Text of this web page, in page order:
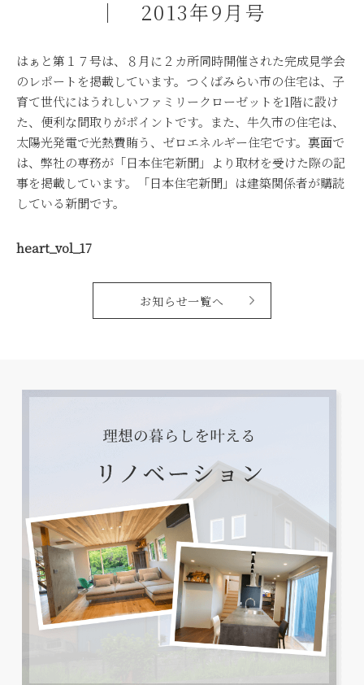
｜ 2013年9月号
はぁと第１７号は、８月に２カ所同時開催された完成見学会
のレポートを掲載しています。つくばみらい市の住宅は、子
育て世代にはうれしいファミリークローゼットを1階に設け
た、便利な間取りがポイントです。また、牛久市の住宅は、
太陽光発電で光熱費賄う、ゼロエネルギー住宅です。裏面で
は、弊社の専務が「日本住宅新聞」より取材を受けた際の記
事を掲載しています。「日本住宅新聞」は建築関係者が購読
している新聞です。
heart_vol_17
お知らせ一覧へ